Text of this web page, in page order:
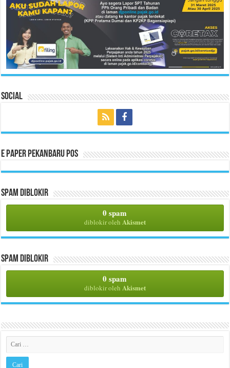
Social
E Paper Pekanbaru Pos
Spam Diblokir
0 spam
diblokir oleh Akismet
Spam Diblokir
0 spam
diblokir oleh Akismet